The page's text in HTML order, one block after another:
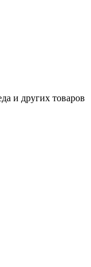
и других товаров